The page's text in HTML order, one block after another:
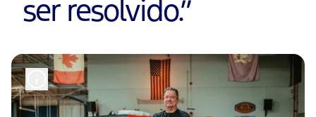
ser resolvido.”